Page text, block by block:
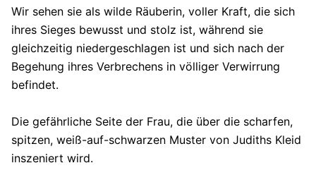
Wir sehen sie als wilde Räuberin, voller Kraft, die sich
ihres Sieges bewusst und stolz ist, während sie
gleichzeitig niedergeschlagen ist und sich nach der
Begehung ihres Verbrechens in völliger Verwirrung
befindet.
Die gefährliche Seite der Frau, die über die scharfen,
spitzen, weiß-auf-schwarzen Muster von Judiths Kleid
inszeniert wird.